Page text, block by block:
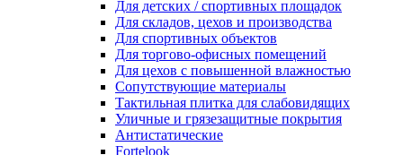
Для детских / спортивных площадок
Для складов, цехов и производства
Для спортивных объектов
Для торгово-офисных помещений
Для цехов с повышенной влажностью
Сопутствующие материалы
Тактильная плитка для слабовидящих
Уличные и грязезащитные покрытия
Антистатические
Fortelook